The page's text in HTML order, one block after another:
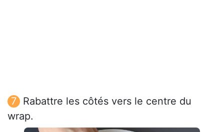
Rabattre les côtés vers le centre du
wrap.